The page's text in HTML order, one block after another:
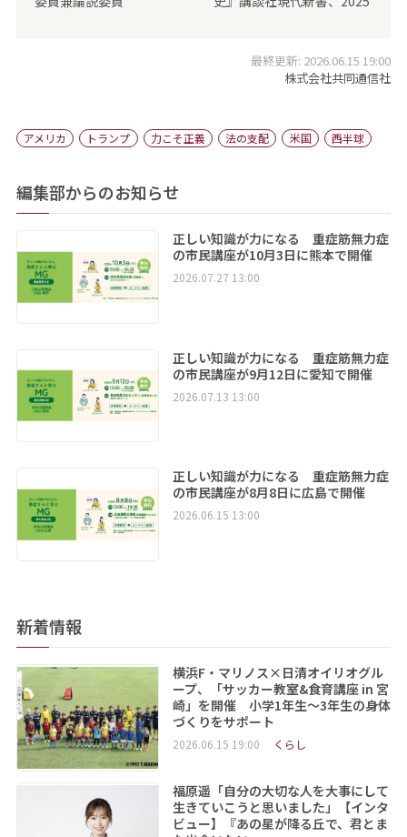
最終更新: 2026.06.15 19:00
株式会社共同通信社
アメリカ トランプ 力こそ正義 法の支配 米国 西半球
編集部からのお知らせ
正しい知識が力になる 重症筋無力症
の市民講座が10月3日に熊本で開催
2026.07.27 13:00
正しい知識が力になる 重症筋無力症
の市民講座が9月12日に愛知で開催
2026.07.13 13:00
正しい知識が力になる 重症筋無力症
の市民講座が8月8日に広島で開催
2026.06.15 13:00
新着情報
横浜F・マリノス×日清オイリオグル
ープ、「サッカー教室&食育講座 in 宮
崎」を開催 小学1年生～3年生の身体
づくりをサポート
2026.06.15 19:00 くらし
福原遥「自分の大切な人を大事にして
生きていこうと思いました」【インタ
ビュー】『あの星が降る丘で、君とま